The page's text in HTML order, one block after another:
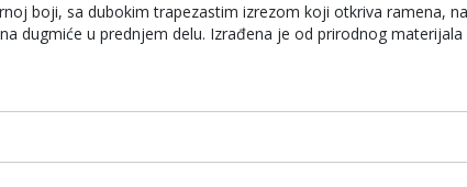
boji, sa dubokim trapezastim izrezom koji otkriva ramena,
dugmiće u prednjem delu. Izrađena je od prirodnog materijala